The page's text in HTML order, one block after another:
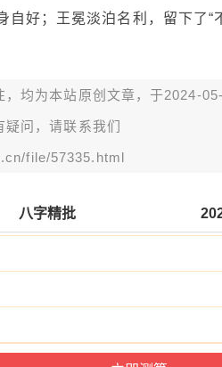
自好；王冕淡泊名利，留下了
，均为本站原创文章，于2024-
疑问，请联系我们
file/57335.html
八字精批